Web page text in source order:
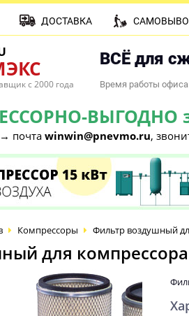
с 2000 года
ВСЁ для
Время работы
ВЫГОДНО
→ почта winwin@pnevmo.ru,
ДОСТАВКА
Компрессоры Фильтр воздушный
для компрессора